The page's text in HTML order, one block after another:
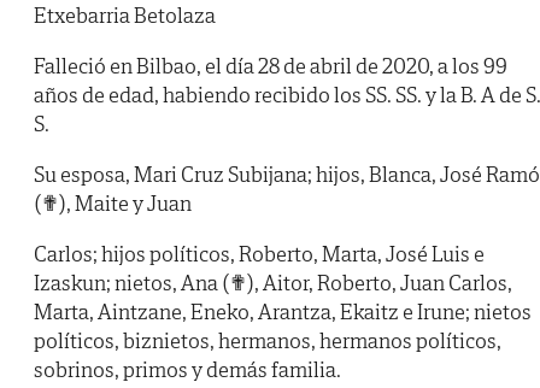
Etxebarria Betolaza
Falleció en Bilbao, el día 28 de abril de 2020, a los 99
años de edad, habiendo recibido los SS. SS. y la B. A de S.
S.
Su esposa, Mari Cruz Subijana; hijos, Blanca, José
(✟), Maite y Juan
Carlos; hijos políticos, Roberto, Marta, José Luis e
Izaskun; nietos, Ana (✟), Aitor, Roberto, Juan Carlos,
Marta, Aintzane, Eneko, Arantza, Ekaitz e Irune; nietos
políticos, biznietos, hermanos, hermanos políticos,
sobrinos, primos y demás familia.